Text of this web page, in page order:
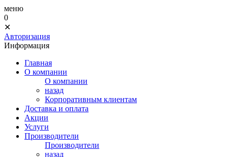
меню
0
✕
Авторизация
Информация
Главная
О компании
О компании
назад
Корпоративным клиентам
Доставка и оплата
Акции
Услуги
Производители
Производители
назад